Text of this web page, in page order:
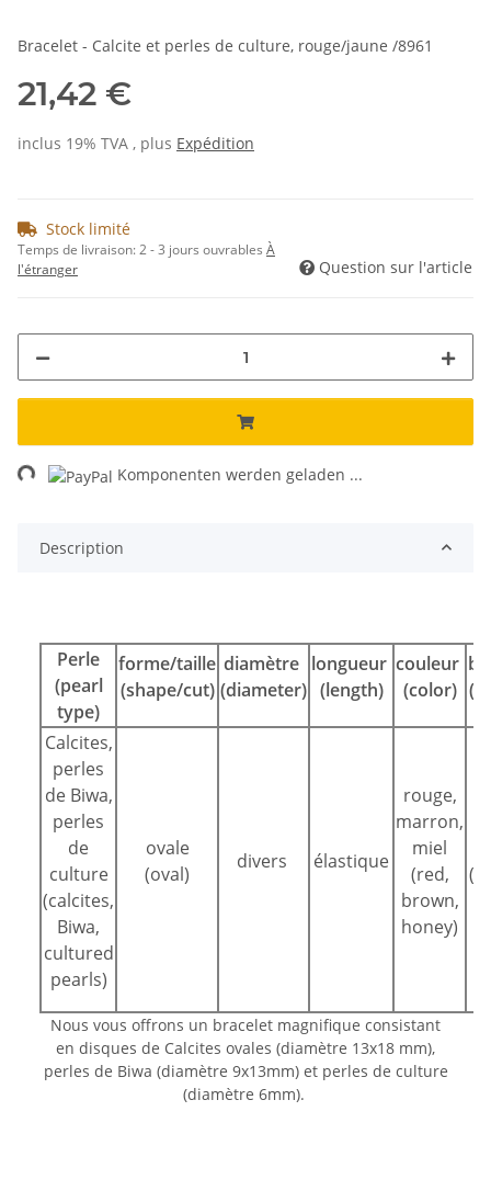
Bracelet - Calcite et perles de culture, rouge/jaune /8961
21,42 €
inclus 19% TVA , plus Expédition
Stock limité
Temps de livraison:2 - 3 jours ouvrables À
l'étranger
Question sur l'article
Komponenten werden geladen ...
Description
Perle
(pearl
type)
forme/taille
(shape/cut)
diamètre
(diameter)
longueur
(length)
couleur
(color)
Calcites,
perles
de Biwa,
perles
de
culture
(calcites,
Biwa,
cultured
pearls)
ovale
(oval)
divers élastique
rouge,
marron,
miel
(red,
brown,
honey)
Nous vous offrons un bracelet magnifique consistant
en disques de Calcites ovales (diamètre 13x18 mm),
perles de Biwa (diamètre 9x13mm) et perles de culture
(diamètre 6mm).